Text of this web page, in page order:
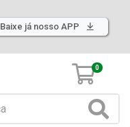
Baixe já nosso APP
0